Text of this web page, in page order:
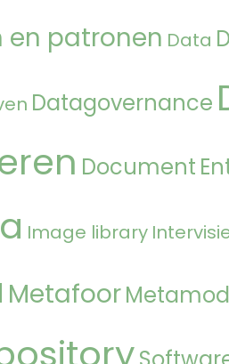
en patronen Data
Datagovernance
Document
Image library
Metafoor